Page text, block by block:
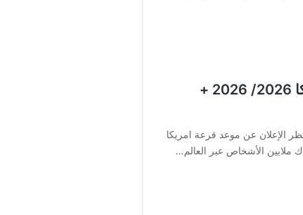
موعد قرعة امريكا 2026/ 2026 +
الإعلان عن موعد قرعة امريكا